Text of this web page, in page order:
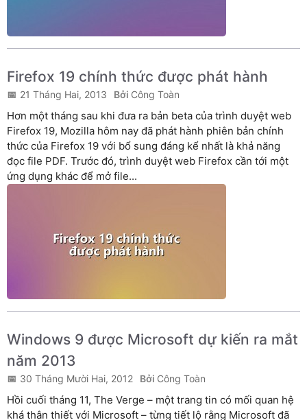
Firefox 19 chính thức được phát hành
21 Tháng Hai, 2013 Công Toàn
Hơn một tháng sau khi đưa ra bản beta của trình duyệt web
Firefox 19, Mozilla hôm nay đã phát hành phiên bản chính
thức của Firefox 19 với bổ sung đáng kể nhất là khả năng
đọc file PDF. Trước đó, trình duyệt web Firefox cần tới một
ứng dụng khác để mở file...
Windows 9 được Microsoft dự kiến ra mắt
năm 2013
30 Tháng Mười Hai, 2012 Công Toàn
Hồi cuối tháng 11, The Verge – một trang tin có mối quan hệ
khá thân thiết với Microsoft – từng tiết lộ rằng Microsoft đã